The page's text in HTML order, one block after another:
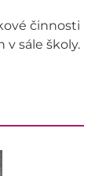
činnosti
v sále školy.